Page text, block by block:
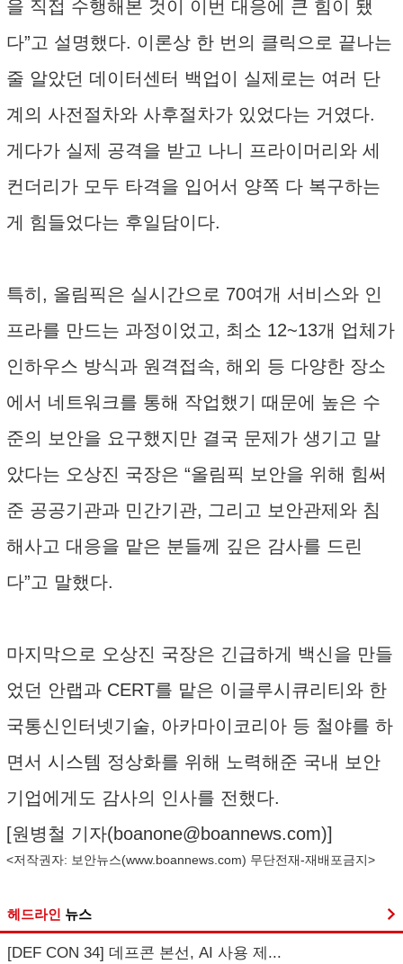
을 직접 수행해본 것이 이번 대응에 큰 힘이 됐
다”고 설명했다. 이론상 한 번의 클릭으로 끝나는
줄 알았던 데이터센터 백업이 실제로는 여러 단
계의 사전절차와 사후절차가 있었다는 거였다.
게다가 실제 공격을 받고 나니 프라이머리와 세
컨더리가 모두 타격을 입어서 양쪽 다 복구하는
게 힘들었다는 후일담이다.
특히, 올림픽은 실시간으로 70여개 서비스와 인
프라를 만드는 과정이었고, 최소 12~13개 업체가
인하우스 방식과 원격접속, 해외 등 다양한 장소
에서 네트워크를 통해 작업했기 때문에 높은 수
준의 보안을 요구했지만 결국 문제가 생기고 말
았다는 오상진 국장은 “올림픽 보안을 위해 힘써
준 공공기관과 민간기관, 그리고 보안관제와 침
해사고 대응을 맡은 분들께 깊은 감사를 드린
다”고 말했다.
마지막으로 오상진 국장은 긴급하게 백신을 만들
었던 안랩과 CERT를 맡은 이글루시큐리티와 한
국통신인터넷기술, 아카마이코리아 등 철야를 하
면서 시스템 정상화를 위해 노력해준 국내 보안
기업에게도 감사의 인사를 전했다.
[원병철 기자(boanone@boannews.com)]
<저작권자: 보안뉴스(www.boannews.com) 무단전재-재배포금지>
헤드라인 뉴스
[DEF CON 34] 데프콘 본선, AI 사용 제...